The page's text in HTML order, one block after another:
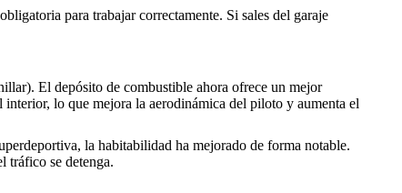
para trabajar correctamente. Si sales del garaje
El depósito de combustible ahora ofrece un mejor
interior, lo que mejora la aerodinámica del piloto y aumenta el
la habitabilidad ha mejorado de forma notable.
tráfico se detenga.